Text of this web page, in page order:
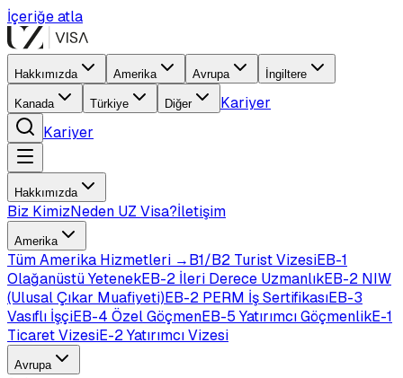
İçeriğe atla
Hakkımızda Amerika Avrupa İngiltere
Kanada Türkiye Diğer
Kariyer
Kariyer
Hakkımızda
Biz KimizNeden UZ Visa?İletişim
Amerika
TümAmerika Hizmetleri →B1/B2 Turist VizesiEB-1
Olağanüstü YetenekEB-2 İleri Derece UzmanlıkEB-2 NIW
(Ulusal Çıkar Muafiyeti)EB-2 PERM İş SertifikasıEB-3
Vasıflı İşçiEB-4 Özel GöçmenEB-5 Yatırımcı GöçmenlikE-1
Ticaret VizesiE-2 Yatırımcı Vizesi
Avrupa